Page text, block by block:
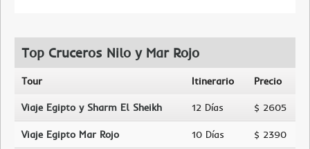
Top Cruceros Nilo y Mar Rojo
Tour Itinerario Precio
Viaje Egipto y Sharm El Sheikh 12 Días $ 2605
Viaje Egipto Mar Rojo 10 Días $ 2390